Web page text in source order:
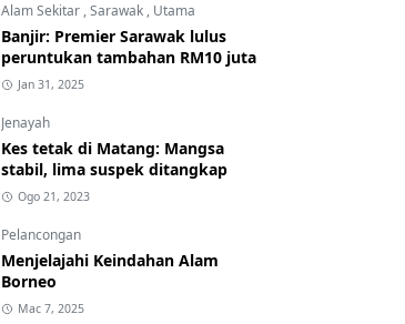
Alam Sekitar ,Sarawak , Utama
Banjir: Premier Sarawak lulus
peruntukan tambahan RM10 juta
Jan 31, 2025
Jenayah
Kes tetak di Matang: Mangsa
stabil, lima suspek ditangkap
Ogo 21, 2023
Pelancongan
Menjelajahi Keindahan Alam
Borneo
Mac 7, 2025